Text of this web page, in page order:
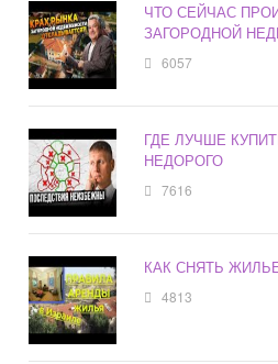
ЧТО СЕЙЧАС
ЗАГОРОДНОЙ
6057
ГДЕ ЛУЧШЕ
НЕДОРОГО
7616
КАК СНЯТЬ
4813